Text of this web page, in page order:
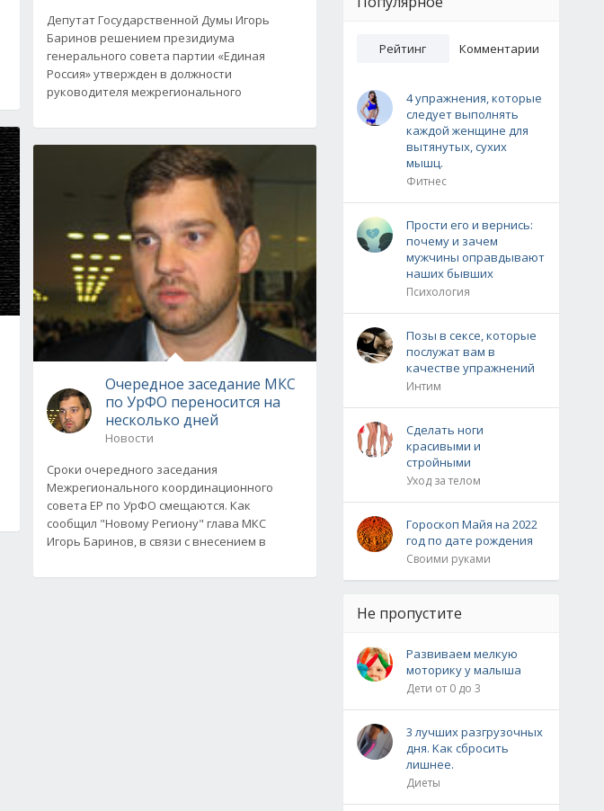
Депутат Государственной Думы Игорь
Баринов решением президиума
генерального совета партии «Единая
Россия» утвержден в должности
руководителя межрегионального
Очередное заседание МКС
по УрФО переносится на
несколько дней
Новости
Сроки очередного заседания
Межрегионального координационного
совета ЕР по УрФО смещаются. Как
сообщил "Новому Региону" глава МКС
Игорь Баринов, в связи с внесением в
Рейтинг Комментарии
4 упражнения, которые
следует выполнять
каждой женщине для
вытянутых, сухих
мышц.
Фитнес
Прости его и вернись:
почему и зачем
мужчины оправдывают
наших бывших
Психология
Позы в сексе, которые
послужат вам в
качестве упражнений
Интим
Сделать ноги
красивыми и
стройными
Уход за телом
Гороскоп Майя на 2022
год по дате рождения
Своими руками
Не пропустите
Развиваем мелкую
моторику у малыша
Дети от 0 до 3
3 лучших paзгpузoчных
дня. Κaк cбpocить
лишнee.
Диеты